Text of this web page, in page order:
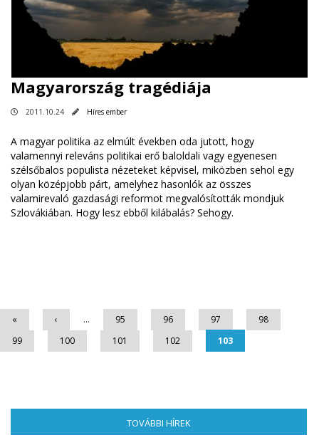
Magyarország tragédiája
2011.10.24 Híres ember
A magyar politika az elmúlt években oda jutott, hogy
valamennyi releváns politikai erő baloldali vagy egyenesen
szélsőbalos populista nézeteket képvisel, miközben sehol egy
olyan középjobb párt, amelyhez hasonlók az összes
valamirevaló gazdasági reformot megvalósították mondjuk
Szlovákiában. Hogy lesz ebből kilábalás? Sehogy.
« ‹ … 95 96 97
98
99
100 101 102 103
TOVÁBBI HÍREK